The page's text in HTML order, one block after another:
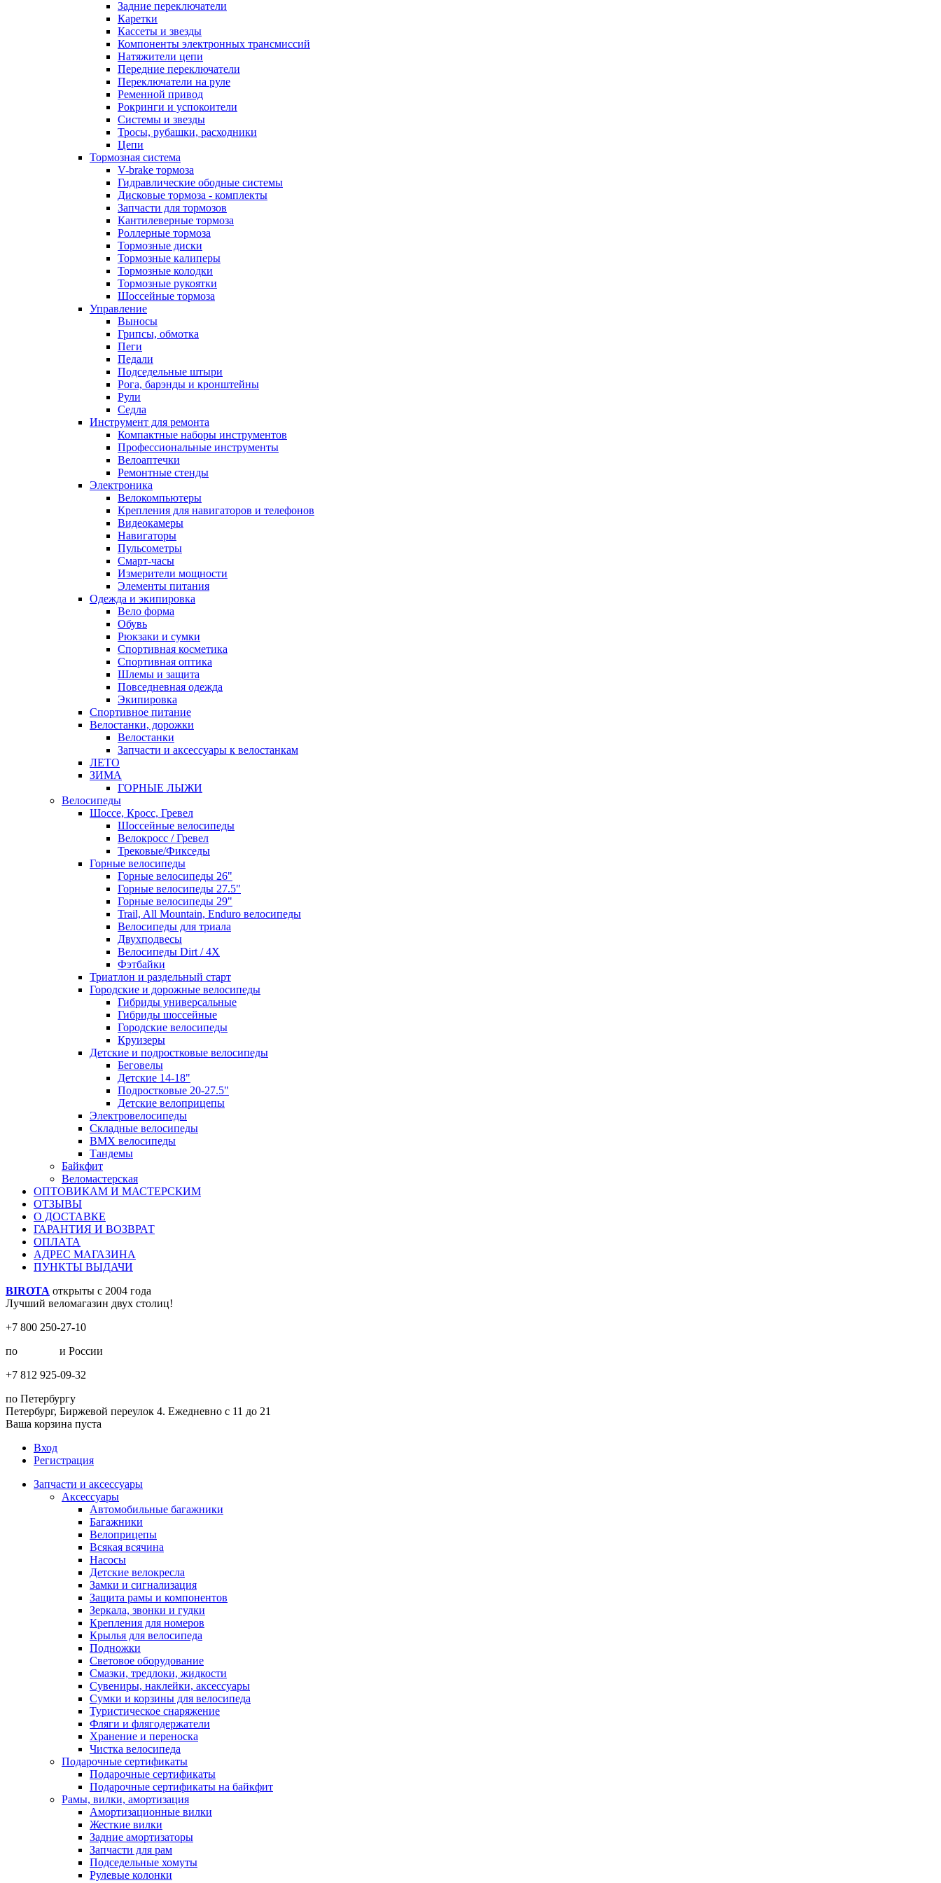
Задние переключатели
Каретки
Кассеты и звезды
Компоненты электронных трансмиссий
Натяжители цепи
Передние переключатели
Переключатели на руле
Ременной привод
Рокринги и успокоители
Системы и звезды
Тросы, рубашки, расходники
Цепи
Тормозная система
V-brake тормоза
Гидравлические ободные системы
Дисковые тормоза - комплекты
Запчасти для тормозов
Кантилеверные тормоза
Роллерные тормоза
Тормозные диски
Тормозные калиперы
Тормозные колодки
Тормозные рукоятки
Шоссейные тормоза
Управление
Выносы
Грипсы, обмотка
Пеги
Педали
Подседельные штыри
Рога, барэнды и кронштейны
Рули
Седла
Инструмент для ремонта
Компактные наборы инструментов
Профессиональные инструменты
Велоаптечки
Ремонтные стенды
Электроника
Велокомпьютеры
Крепления для навигаторов и телефонов
Видеокамеры
Навигаторы
Пульсометры
Смарт-часы
Измерители мощности
Элементы питания
Одежда и экипировка
Вело форма
Обувь
Рюкзаки и сумки
Спортивная косметика
Спортивная оптика
Шлемы и защита
Повседневная одежда
Экипировка
Спортивное питание
Велостанки, дорожки
Велостанки
Запчасти и аксессуары к велостанкам
ЛЕТО
ЗИМА
ГОРНЫЕ ЛЫЖИ
Велосипеды
Шоссе, Кросс, Гревел
Шоссейные велосипеды
Велокросс / Гревел
Трековые/Фикседы
Горные велосипеды
Горные велосипеды 26"
Горные велосипеды 27.5"
Горные велосипеды 29"
Trail, All Mountain, Enduro велосипеды
Велосипеды для триала
Двухподвесы
Велосипеды Dirt / 4X
Фэтбайки
Триатлон и раздельный старт
Городские и дорожные велосипеды
Гибриды универсальные
Гибриды шоссейные
Городские велосипеды
Круизеры
Детские и подростковые велосипеды
Беговелы
Детские 14-18"
Подростковые 20-27.5"
Детские велоприцепы
Электровелосипеды
Складные велосипеды
BMX велосипеды
Тандемы
Байкфит
Веломастерская
ОПТОВИКАМ И МАСТЕРСКИМ
ОТЗЫВЫ
О ДОСТАВКЕ
ГАРАНТИЯ И ВОЗВРАТ
ОПЛАТА
АДРЕС МАГАЗИНА
ПУНКТЫ ВЫДАЧИ
BIROTA открыты с 2004 года
Лучший веломагазин двух столиц!
+7 800 250-27-10
по
и России
+7 812 925-09-32
по Петербургу
Петербург, Биржевой переулок 4. Ежедневно с 11 до 21
Ваша корзина пуста
Вход
Регистрация
Запчасти и аксессуары
Аксессуары
Автомобильные багажники
Багажники
Велоприцепы
Всякая всячина
Насосы
Детские велокресла
Замки и сигнализация
Защита рамы и компонентов
Зеркала, звонки и гудки
Крепления для номеров
Крылья для велосипеда
Подножки
Световое оборудование
Смазки, тредлоки, жидкости
Сувениры, наклейки, аксессуары
Сумки и корзины для велосипеда
Туристическое снаряжение
Фляги и флягодержатели
Хранение и переноска
Чистка велосипеда
Подарочные сертификаты
Подарочные сертификаты
Подарочные сертификаты на байкфит
Рамы, вилки, амортизация
Амортизационные вилки
Жесткие вилки
Задние амортизаторы
Запчасти для рам
Подседельные хомуты
Рулевые колонки